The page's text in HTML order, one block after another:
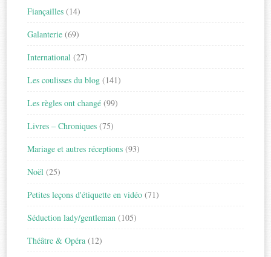
Fiançailles (14)
Galanterie (69)
International (27)
Les coulisses du blog (141)
Les règles ont changé (99)
Livres – Chroniques (75)
Mariage et autres réceptions (93)
Noël (25)
Petites leçons d'étiquette en vidéo (71)
Séduction lady/gentleman (105)
Théâtre & Opéra (12)